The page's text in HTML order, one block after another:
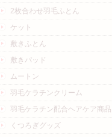
2枚合わせ羽毛ふとん
ケット
敷きふとん
敷きパッド
ムートン
羽毛ケラチンクリーム
羽毛ケラチン配合ヘアケア商品
くつろぎグッズ